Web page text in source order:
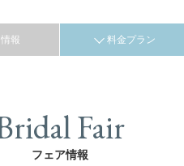
報 料金プラン
Fair
フェア情報